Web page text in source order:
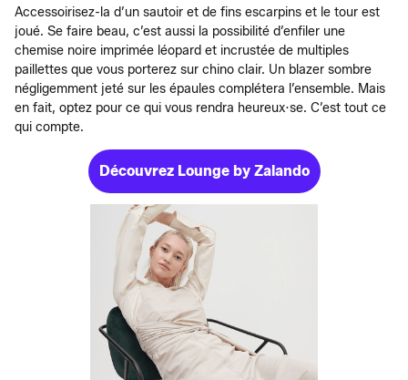
Accessoirisez-la d’un sautoir et de fins escarpins et le tour est
joué. Se faire beau, c’est aussi la possibilité d’enfiler une
chemise noire imprimée léopard et incrustée de multiples
paillettes que vous porterez sur chino clair. Un blazer sombre
négligemment jeté sur les épaules complétera l’ensemble. Mais
en fait, optez pour ce qui vous rendra heureux·se. C’est tout ce
qui compte.
Découvrez Lounge by Zalando